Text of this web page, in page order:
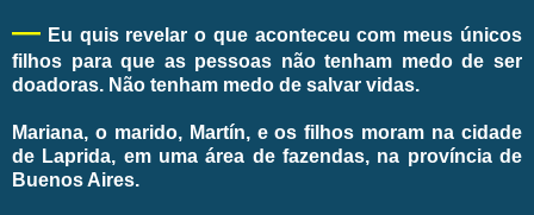
— Eu quis revelar o que aconteceu com meus únicos
filhos para que as pessoas não tenham medo de ser
doadoras. Não tenham medo de salvar vidas.
Mariana, o marido, Martín, e os filhos moram na cidade
de Laprida, em uma área de fazendas, na província de
Buenos Aires.